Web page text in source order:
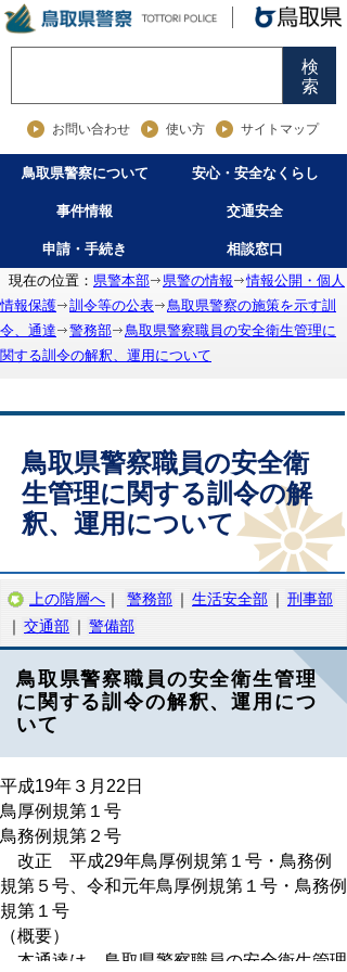
検
索
お問い合わせ 使い方 サイトマップ
鳥取県警察について 安心・安全なくらし
事件情報 交通安全
申請・手続き
相談窓口
現在の位置： 県警本部 県警の情報
情報公開・個人
情報保護
訓令等の公表
鳥取県警察の施策を示す訓
令、通達
警務部
鳥取県警察職員の安全衛生管理に
関する訓令の解釈、運用について
鳥取県警察職員の安全衛
生管理に関する訓令の解
釈、運用について
上の階層へ ｜ 警務部 ｜ 生活安全部 ｜ 刑事部
｜ 交通部 ｜ 警備部
鳥取県警察職員の安全衛生管理
に関する訓令の解釈、運用につ
いて
平成19年３月22日
鳥厚例規第１号
鳥務例規第２号
改正 平成29年鳥厚例規第１号・鳥務例
規第５号、令和元年鳥厚例規第１号・鳥務例
規第１号
（概要）
本通達は、鳥取県警察職員の安全衛生管理